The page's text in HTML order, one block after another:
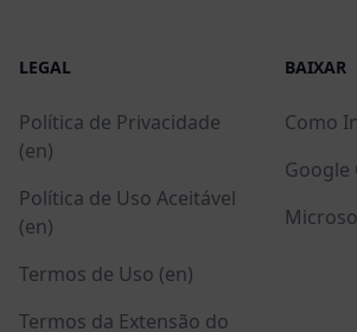
LEGAL
Política de Privacidade
(en)
Política de Uso Aceitável
(en)
Termos de Uso (en)
Termos da Extensão do
BAIXAR
Como
Google